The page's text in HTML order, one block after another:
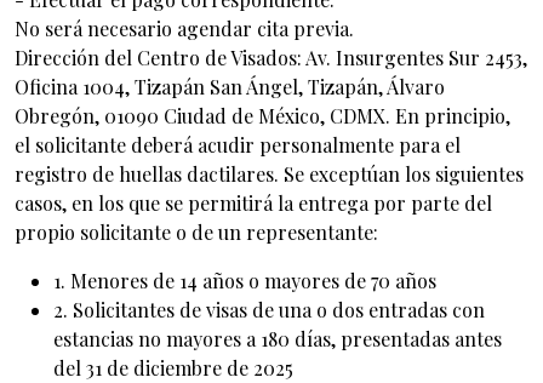
No será necesario agendar cita previa.
Dirección del Centro de Visados: Av. Insurgentes Sur 2453,
Oficina 1004, Tizapán San Ángel, Tizapán, Álvaro
Obregón, 01090 Ciudad de México, CDMX. En principio,
el solicitante deberá acudir personalmente para el
registro de huellas dactilares. Se exceptúan los siguientes
casos, en los que se permitirá la entrega por parte del
propio solicitante o de un representante:
1. Menores de 14 años o mayores de 70 años
2. Solicitantes de visas de una o dos entradas con
estancias no mayores a 180 días, presentadas antes
del 31 de diciembre de 2025